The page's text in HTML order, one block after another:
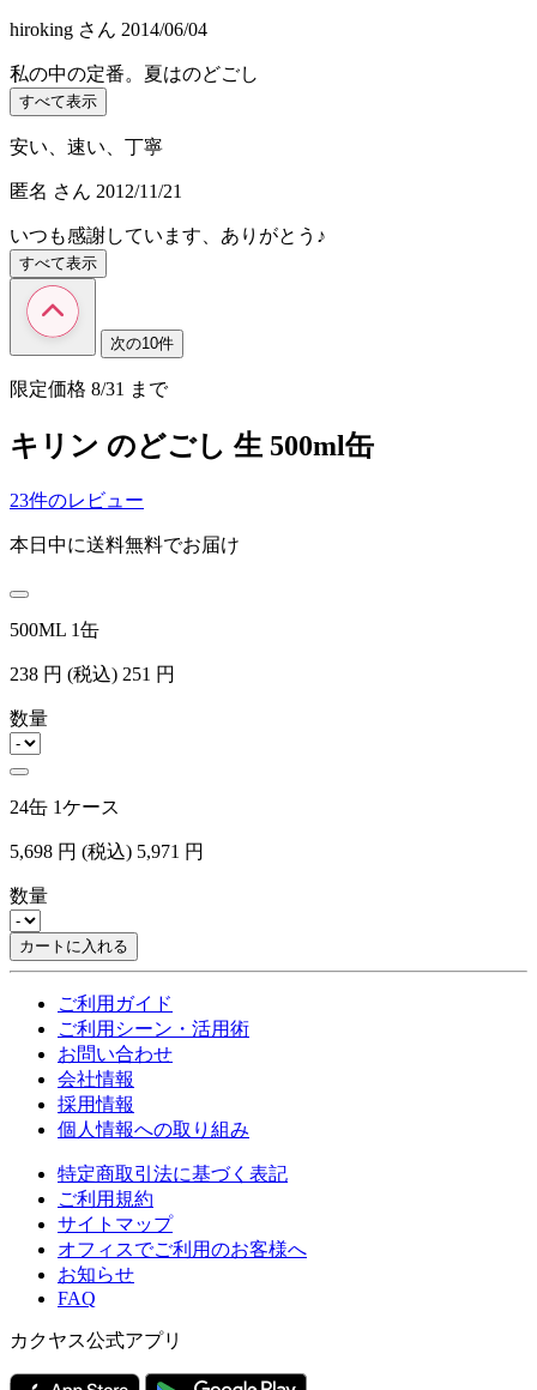
hiroking さん 2014/06/04
私の中の定番。夏はのどごし
すべて表示
安い、速い、丁寧
匿名 さん 2012/11/21
いつも感謝しています、ありがとう♪
すべて表示
次の10件
限定価格 8/31 まで
キリン のどごし 生 500ml缶
23件のレビュー
本日中に送料無料でお届け
500ML 1缶
238 円 (税込) 251 円
数量
24缶 1ケース
5,698 円 (税込) 5,971 円
数量
カートに入れる
ご利用ガイド
ご利用シーン・活用術
お問い合わせ
会社情報
採用情報
個人情報への取り組み
特定商取引法に基づく表記
ご利用規約
サイトマップ
オフィスでご利用のお客様へ
お知らせ
FAQ
カクヤス公式アプリ